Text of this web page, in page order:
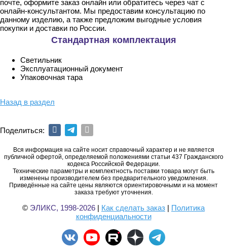
почте, оформите заказ онлайн или обратитесь через чат с
онлайн-консультантом. Мы предоставим консультацию по
данному изделию, а также предложим выгодные условия
покупки и доставки по России.
Стандартная комплектация
Светильник
Эксплуатационный документ
Упаковочная тара
Назад в раздел
Поделиться:
Вся информация на сайте носит справочный характер и не является
публичной офертой, определяемой положениями статьи 437 Гражданского
кодекса Российской Федерации.
Технические параметры и комплектность поставки товара могут быть
изменены производителем без предварительного уведомления.
Приведённые на сайте цены являются ориентировочными и на момент
заказа требуют уточнения.
© ЭЛИКС, 1998-2026 | Как сделать заказ | Политика
конфиденциальности